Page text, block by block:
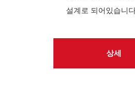
설계로 되어있습니
상세